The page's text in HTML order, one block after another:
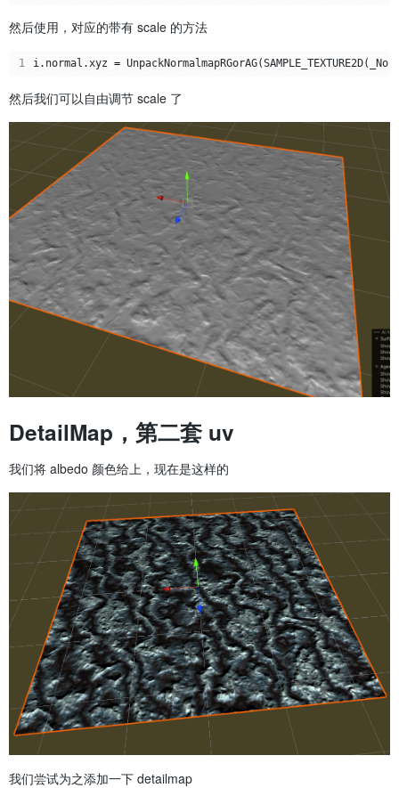
然后使用，对应的带有 scale 的方法
1 i . normal . xyz = UnpackNormalmapRGorAG(SAMPLE_TEXTURE2D(
然后我们可以自由调节 scale 了
DetailMap，第二套 uv
我们将 albedo 颜色给上，现在是这样的
我们尝试为之添加一下 detailmap